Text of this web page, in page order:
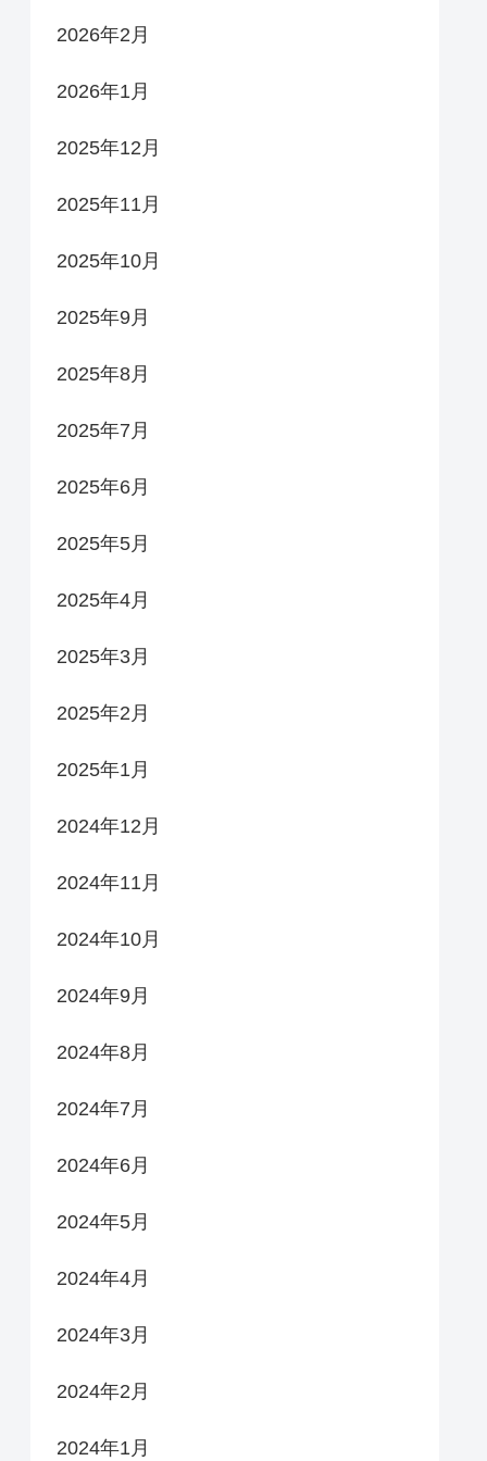
2026年2月
2026年1月
2025年12月
2025年11月
2025年10月
2025年9月
2025年8月
2025年7月
2025年6月
2025年5月
2025年4月
2025年3月
2025年2月
2025年1月
2024年12月
2024年11月
2024年10月
2024年9月
2024年8月
2024年7月
2024年6月
2024年5月
2024年4月
2024年3月
2024年2月
2024年1月